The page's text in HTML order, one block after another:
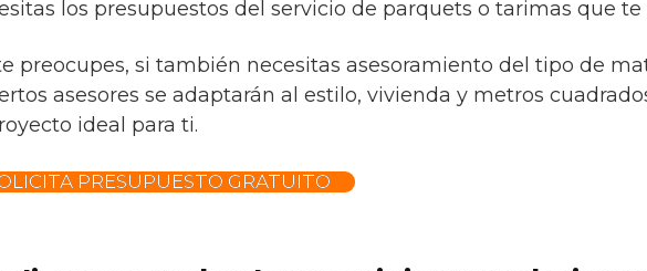
los presupuestos del servicio de parquets o tarimas que te
preocupes, si también necesitas asesoramiento del tipo de
asesores se adaptarán al estilo, vivienda y metros
ideal para ti.
PRESUPUESTO GRATUITO